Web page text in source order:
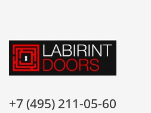
+7 (495) 211-05-60